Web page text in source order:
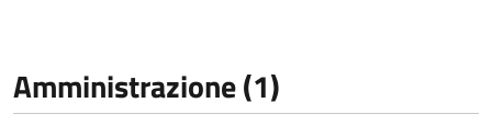
Amministrazione (1)